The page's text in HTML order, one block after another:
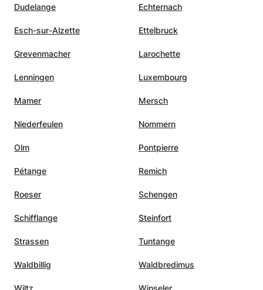
Dudelange Echternach
Esch-sur-Alzette Ettelbruck
Grevenmacher Larochette
Lenningen Luxembourg
Mamer Mersch
Niederfeulen Nommern
Olm Pontpierre
Pétange Remich
Roeser Schengen
Schifflange Steinfort
Strassen Tuntange
Waldbillig Waldbredimus
Wiltz Winseler